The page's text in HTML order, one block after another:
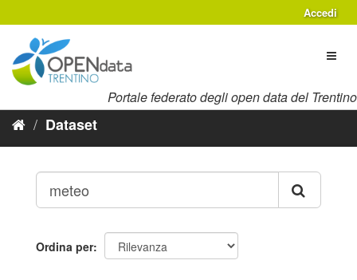
al
contenuto
Accedi
Portale federato degli open data del Trentino
Dataset
Ordina per